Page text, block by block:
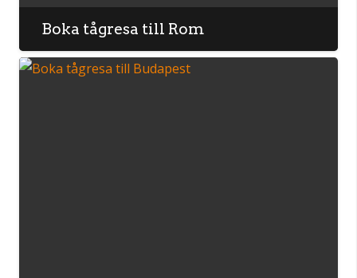
Boka tågresa till Rom